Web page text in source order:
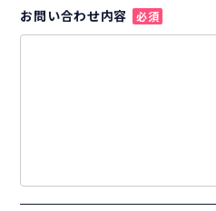
お問い合わせ内容 必須